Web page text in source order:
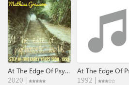
At The Edge Of Psychonoetic Worlds (The Early Years 1990 ​-​ 1992)
2020 |
1992 |